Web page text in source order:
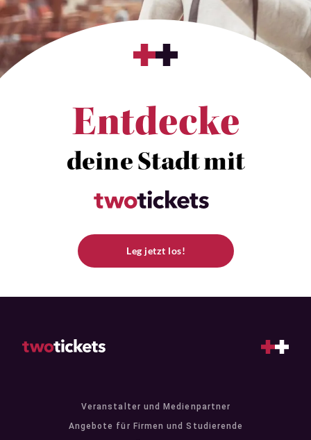
Entdecke
deine Stadt mit
Leg jetzt los!
Veranstalter und Medienpartner
Angebote für Firmen und Studierende